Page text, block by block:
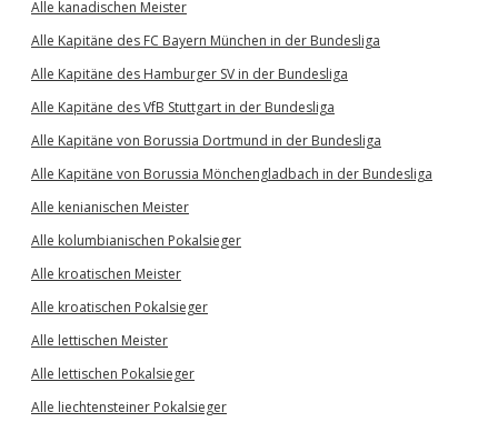
Alle kanadischen Meister
Alle Kapitäne des FC Bayern München in der Bundesliga
Alle Kapitäne des Hamburger SV in der Bundesliga
Alle Kapitäne des VfB Stuttgart in der Bundesliga
Alle Kapitäne von Borussia Dortmund in der Bundesliga
Alle Kapitäne von Borussia Mönchengladbach in der Bundesliga
Alle kenianischen Meister
Alle kolumbianischen Pokalsieger
Alle kroatischen Meister
Alle kroatischen Pokalsieger
Alle lettischen Meister
Alle lettischen Pokalsieger
Alle liechtensteiner Pokalsieger